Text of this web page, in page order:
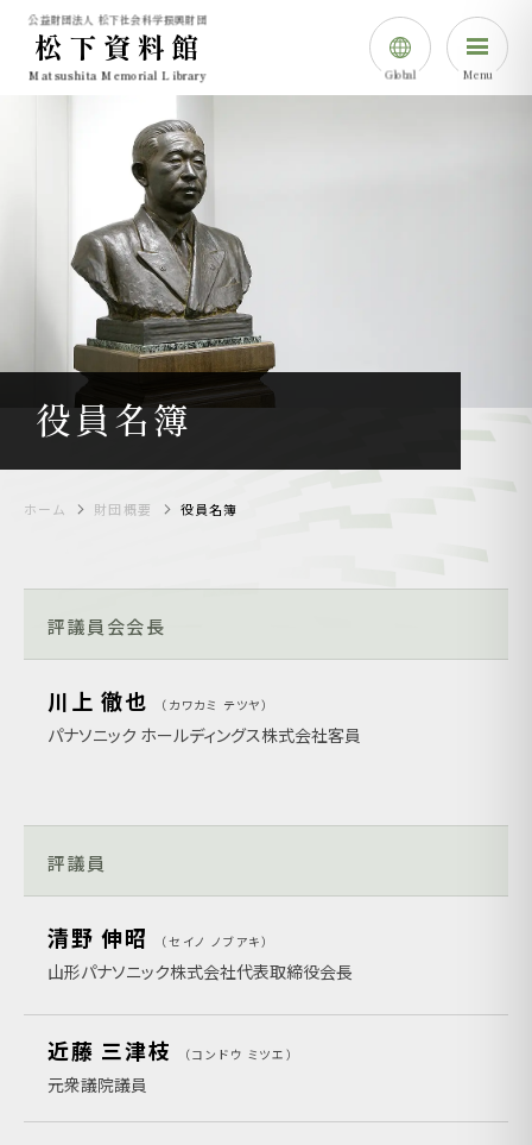
公益財団法人 松下社会科学振興財団
松下資料館
Matsushita Memorial Library Global
日本語
简体中⽂
Menu
役員名簿
ホーム 財団概要 役員名簿
評議員会会長
川上 徹也 カワカミ テツヤ
パナソニック ホールディングス株式会社客員
評議員
清野 伸昭 セイノ ノブアキ
山形パナソニック株式会社代表取締役会長
近藤 三津枝 コンドウ ミツエ
元衆議院議員